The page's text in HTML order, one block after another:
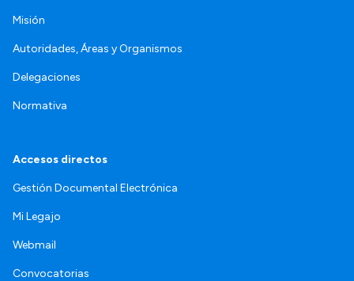
Misión
Autoridades, Áreas y Organismos
Delegaciones
Normativa
Accesos directos
Gestión Documental Electrónica
Mi Legajo
Webmail
Convocatorias